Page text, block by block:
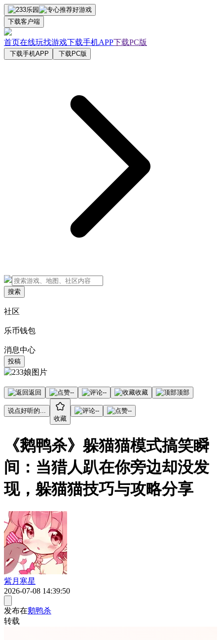
下载客户端
首页在线玩找游戏下载手机APP下载PC版
下载手机APP 下载PC版
搜索
社区
乐币钱包
消息中心
投稿
返回 -- -- 收藏 顶部
说点好听的...
收藏
-- --
《鹅鸭杀》躲猫猫模式搞笑瞬
间：当猎人趴在你旁边却没发
现，躲猫猫技巧与攻略分享
紫月寒星
2026-07-08 14:39:50
发布在鹅鸭杀
转载